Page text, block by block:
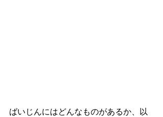
ばいじんにはどんなものがあるか、以